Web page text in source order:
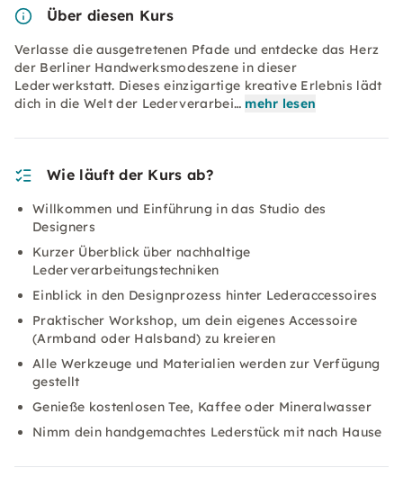
Über diesen Kurs
Verlasse die ausgetretenen Pfade und entdecke das Herz
der Berliner Handwerksmodeszene in dieser
Lederwerkstatt. Dieses einzigartige kreative Erlebnis lädt
dich in die Welt der Lederverarbei… mehr lesen
Wie läuft der Kurs ab?
Willkommen und Einführung in das Studio des
Designers
Kurzer Überblick über nachhaltige
Lederverarbeitungstechniken
Einblick in den Designprozess hinter Lederaccessoires
Praktischer Workshop, um dein eigenes Accessoire
(Armband oder Halsband) zu kreieren
Alle Werkzeuge und Materialien werden zur Verfügung
gestellt
Genieße kostenlosen Tee, Kaffee oder Mineralwasser
Nimm dein handgemachtes Lederstück mit nach Hause